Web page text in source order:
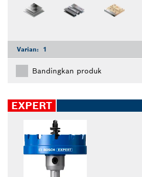
Varian: 1
Bandingkan produk
EXPERT